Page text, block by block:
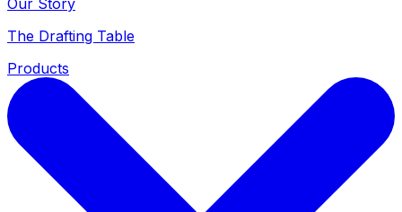
The Drafting Table
Products